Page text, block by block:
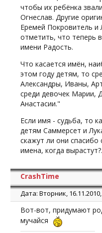
чтобы их ребёнка
Огнеслав. Другие
Еремей Покровитель и
отметить, что теперь
имени Радость.
Что касается имён,
этом году детям, то
Александры, Иваны,
среди девочек Марии,
Анастасии."
Если имя - судьба, то
детям Саммерсет и
скажут ли они
имена, когда
CrashTime
Дата: Вторник,
Вот-вот, придумают
мучайся